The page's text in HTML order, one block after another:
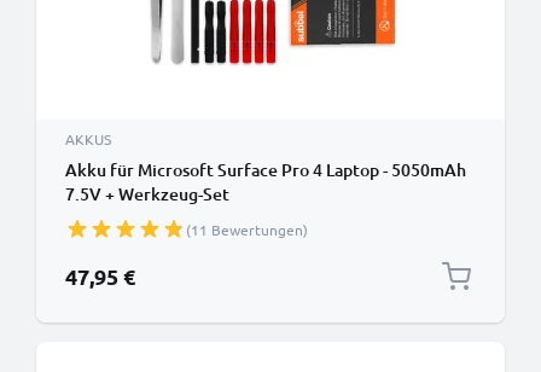
AKKUS
Akku für Microsoft Surface Pro 4 Laptop - 5050mAh
7.5V + Werkzeug-Set
(11 Bewertungen)
47,95 €